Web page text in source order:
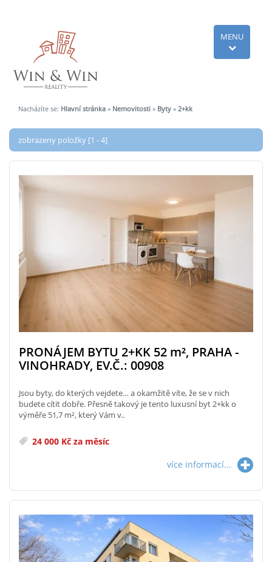
MENU
Nacházíte se: Hlavní stránka » Nemovitosti » Byty » 2+kk
zobrazeny položky [1 - 4]
PRONÁJEM BYTU 2+KK 52 m², PRAHA -
VINOHRADY, EV.Č.: 00908
Jsou byty, do kterých vejdete… a okamžitě víte, že se v nich
budete cítit dobře. Přesně takový je tento luxusní byt 2+kk o
výměře 51,7 m², který Vám v..
24 000 Kč za měsíc
více informací...